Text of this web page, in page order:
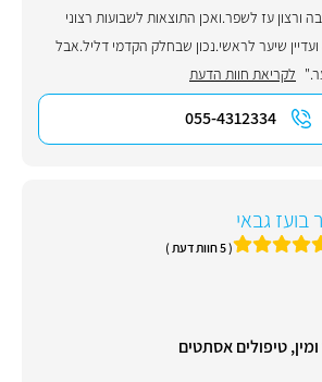
עז לשפר.ואכן התוצאות לשבועות רצוני
.עברתי את גיל 80 ועדיין שיער לראשי.נכון שבחלק הקדמי דליל.אבל
לקריאת חוות הדעת
055-4312334
בועז גבאי
( 5 חוות דעת )
טיפולים אסתטים